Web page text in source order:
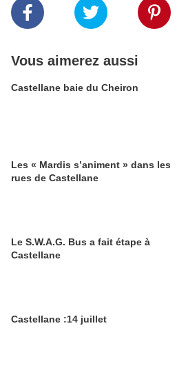
Vous aimerez aussi
Castellane baie du Cheiron
Les « Mardis s’animent » dans les
rues de Castellane
Le S.W.A.G. Bus a fait étape à
Castellane
Castellane :14 juillet